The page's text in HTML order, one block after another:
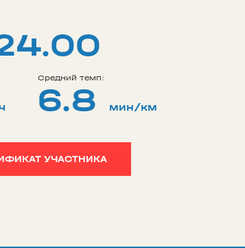
Средний темп:
6.8 мин/км
УЧАСТНИКА